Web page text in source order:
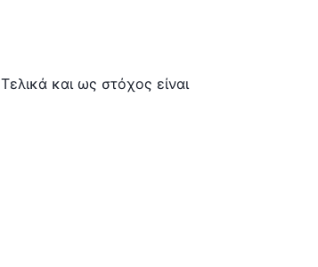
Τελικά και ως στόχος είναι